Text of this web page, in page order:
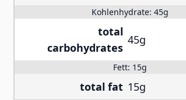
Kohlenhydrate: 45g
total
carbohydrates
45g
Fett: 15g
total fat 15g